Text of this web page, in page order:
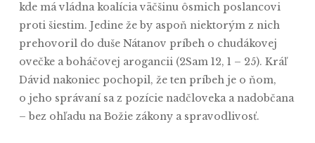
kde má vládna koalícia väčšinu ôsmich poslancovi
proti šiestim. Jedine že by aspoň niektorým z nich
prehovoril do duše Nátanov príbeh o chudákovej
ovečke a boháčovej arogancii (2Sam 12, 1 – 25). Kráľ
Dávid nakoniec pochopil, že ten príbeh je o ňom,
o jeho správaní sa z pozície nadčloveka a nadobčana
– bez ohľadu na Božie zákony a spravodlivosť.